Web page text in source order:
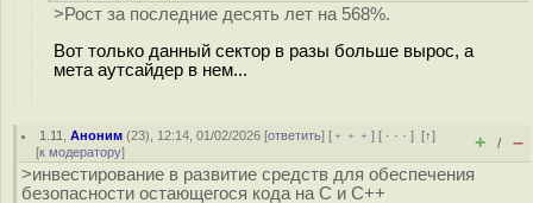
>Рост за последние десять лет на 568%.
Вот только данный сектор в разы больше вырос, а
мета аутсайдер в нем...
1.11 ,Аноним (23), 12:14, 01/02/2026 [ответить] [ ﹢﹢﹢] [ · · ·][↑]
[к модератору] + / –
>инвестирование в развитие средств для обеспечения
безопасности остающегося кода на C и C++